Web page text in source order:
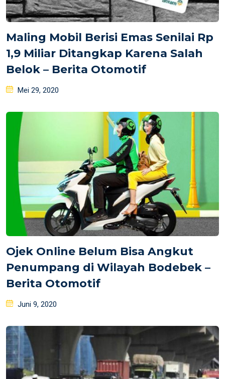
Maling Mobil Berisi Emas Senilai Rp
1,9 Miliar Ditangkap Karena Salah
Belok – Berita Otomotif
Posted
Mei 29, 2020
Ojek Online Belum Bisa Angkut
Penumpang di Wilayah Bodebek –
Berita Otomotif
Posted
Juni 9, 2020